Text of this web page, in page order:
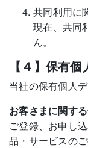
共同利用に
現在、共同
ん。
【４】保有
当社の保有個人
お客さまに関す
ご登録、お申し
品・サービスの